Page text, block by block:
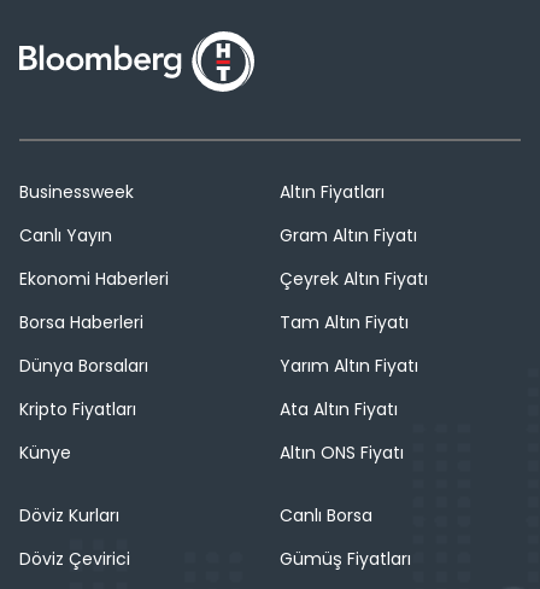
Businessweek
Canlı Yayın
Ekonomi Haberleri
Borsa Haberleri
Dünya Borsaları
Kripto Fiyatları
Künye
Altın Fiyatları
Gram Altın Fiyatı
Çeyrek Altın Fiyatı
Tam Altın Fiyatı
Yarım Altın Fiyatı
Ata Altın Fiyatı
Altın ONS Fiyatı
Döviz Kurları
Döviz Çevirici
Canlı Borsa
Gümüş Fiyatları